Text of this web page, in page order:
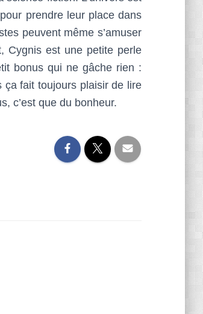
prendre leur place dans
peuvent même s’amuser
Cygnis est une petite perle
bonus qui ne gâche rien :
ça fait toujours plaisir de lire
c’est que du bonheur.